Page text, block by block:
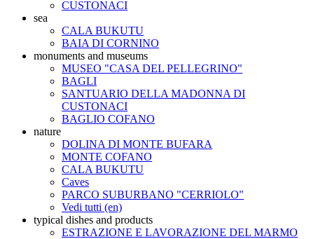
CUSTONACI
sea
CALA BUKUTU
BAIA DI CORNINO
monuments and museums
MUSEO "CASA DEL PELLEGRINO"
BAGLI
SANTUARIO DELLA MADONNA DI
CUSTONACI
BAGLIO COFANO
nature
DOLINA DI MONTE BUFARA
MONTE COFANO
CALA BUKUTU
Caves
PARCO SUBURBANO "CERRIOLO"
Vedi tutti (en)
typical dishes and products
ESTRAZIONE E LAVORAZIONE DEL MARMO